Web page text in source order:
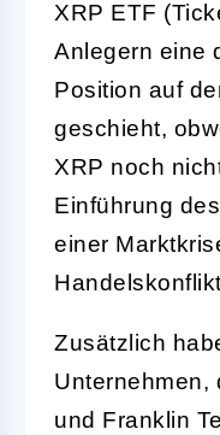
XRP ETF
Anlegern eine
Position auf
geschieht,
XRP noch
Einführung
einer
Zusätzlich
Unternehmen,
und Franklin